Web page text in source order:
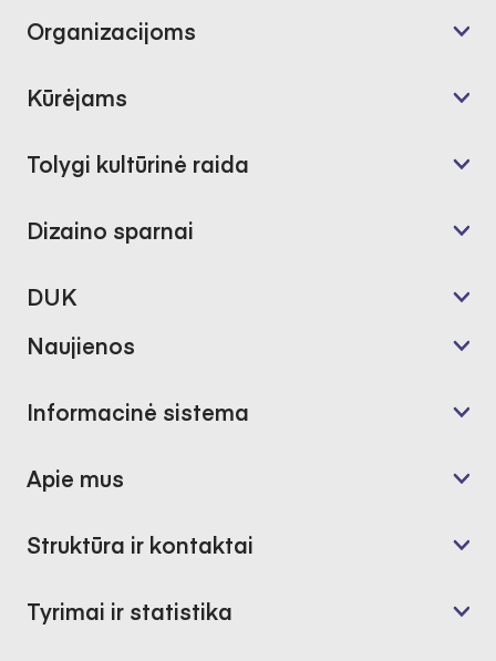
Organizacijoms
Kūrėjams
Tolygi kultūrinė raida
Dizaino sparnai
DUK
Naujienos
Informacinė sistema
Apie mus
Struktūra ir kontaktai
Tyrimai ir statistika